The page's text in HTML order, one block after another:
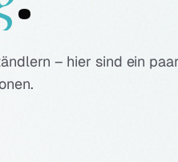
– hier sind ein